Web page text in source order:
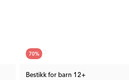
70%
Bestikk for barn 12+